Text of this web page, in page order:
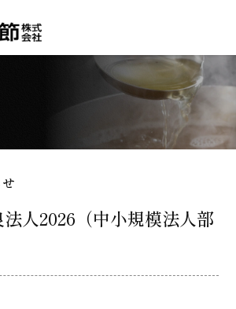
人2026（中小規模法人部